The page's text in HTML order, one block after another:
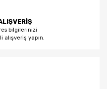
bilgilerinizi
yapın.